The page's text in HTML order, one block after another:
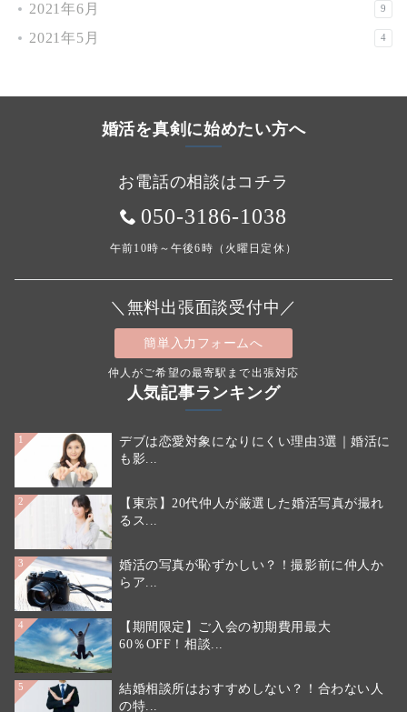
2021年6月 9
2021年5月 4
婚活を真剣に始めたい方へ
お電話の相談はコチラ
050-3186-1038
午前10時～午後6時（火曜日定休）
＼無料出張面談受付中／
簡単入力フォームへ
仲人がご希望の最寄駅まで出張対応
人気記事ランキング
1
デブは恋愛対象になりにくい理由3選｜婚活に
も影...
2
【東京】20代仲人が厳選した婚活写真が撮れ
るス...
3
婚活の写真が恥ずかしい？！撮影前に仲人か
らア...
4
【期間限定】ご入会の初期費用最大
60％OFF！相談...
5
結婚相談所はおすすめしない？！合わない人
の特...